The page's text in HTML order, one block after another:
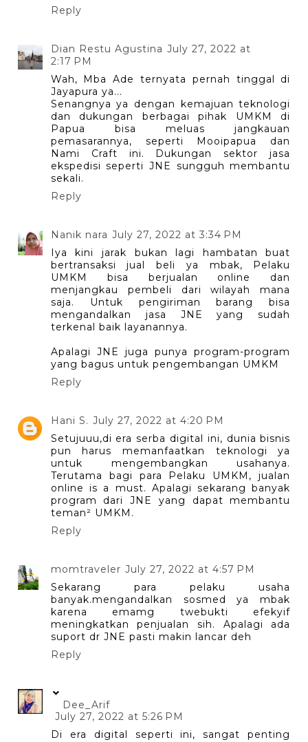
Reply
Dian Restu Agustina July 27, 2022 at
2:17 PM
Wah, Mba Ade ternyata pernah tinggal di
Jayapura ya...
Senangnya ya dengan kemajuan teknologi
dan dukungan berbagai pihak UMKM di
Papua bisa meluas jangkauan
pemasarannya, seperti Mooipapua dan
Nami Craft ini. Dukungan sektor jasa
ekspedisi seperti JNE sungguh membantu
sekali.
Reply
Nanik nara July 27, 2022 at 3:34 PM
Iya kini jarak bukan lagi hambatan buat
bertransaksi jual beli ya mbak, Pelaku
UMKM bisa berjualan online dan
menjangkau pembeli dari wilayah mana
saja. Untuk pengiriman barang bisa
mengandalkan jasa JNE yang sudah
terkenal baik layanannya.
Apalagi JNE juga punya program-program
yang bagus untuk pengembangan UMKM
Reply
Hani S. July 27, 2022 at 4:20 PM
Setujuuu,di era serba digital ini, dunia bisnis
pun harus memanfaatkan teknologi ya
untuk mengembangkan usahanya.
Terutama bagi para Pelaku UMKM, jualan
online is a must. Apalagi sekarang banyak
program dari JNE yang dapat membantu
teman² UMKM.
Reply
momtraveler July 27, 2022 at 4:57 PM
Sekarang para pelaku usaha
banyak.mengandalkan sosmed ya mbak
karena emamg twebukti efekyif
meningkatkan penjualan sih. Apalagi ada
suport dr JNE pasti makin lancar deh
Reply
Dee_Arif
July 27, 2022 at 5:26 PM
Di era digital seperti ini, sangat penting